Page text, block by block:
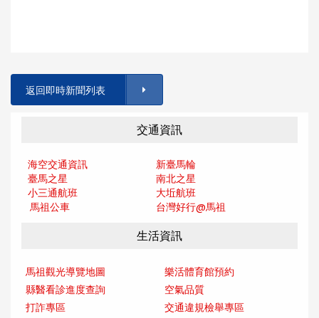
返回即時新聞列表
交通資訊
海空交通資訊
新臺馬輪
臺馬之星
南北之星
小三通航班
大坵航班
馬祖公車
台灣好行@馬祖
生活資訊
馬祖觀光導覽地圖
樂活體育館預約
縣醫看診進度查詢
空氣品質
打詐專區
交通違規檢舉專區